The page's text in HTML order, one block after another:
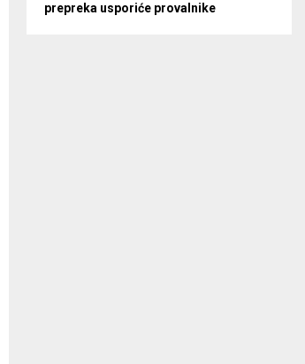
prepreka usporiće provalnike